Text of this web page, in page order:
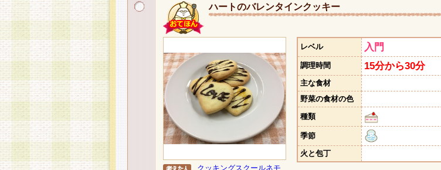
ハートのバレンタインクッキー
クッキングスクールネモ
レベル 入門
調理時間 15分から30分
主な食材
野菜の食材の色
種類
季節
火と包丁